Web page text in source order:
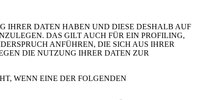
IHRER DATEN HABEN UND DIESE DESHALB AUF
DAS GILT AUCH FÜR EIN PROFILING,
ANFÜHREN, DIE SICH AUS IHRER
DIE NUTZUNG IHRER DATEN ZUR
WENN EINE DER FOLGENDEN